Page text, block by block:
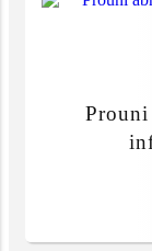
Prouni